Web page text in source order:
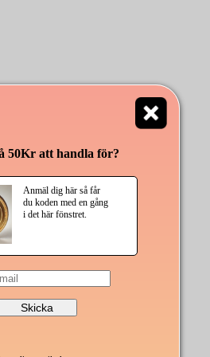
50Kr att handla för?
Anmäl dig här så får
du koden med en gång
i det här fönstret.